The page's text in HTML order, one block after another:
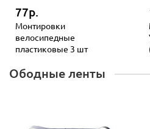
77р.
Монтировки
велосипедные
пластиковые 3 шт
Ободные ленты